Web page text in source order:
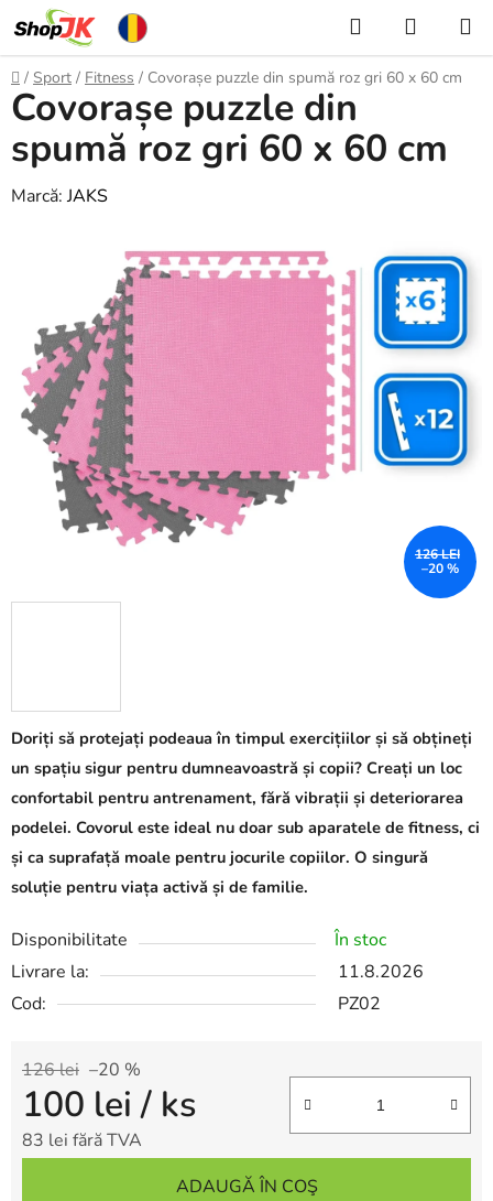
conținut
Căutare
DE
Acasă
/ Sport / Fitness / Covorașe puzzle din spumă roz gri 60 x 60 cm
Doriți să protejați podeaua în timpul exercițiilor și să obțineți
un spațiu sigur pentru dumneavoastră și copii? Creați un loc
confortabil pentru antrenament, fără vibrații și deteriorarea
podelei. Covorul este ideal nu doar sub aparatele de fitness, ci
și ca suprafață moale pentru jocurile copiilor. O singură
soluție pentru viața activă și de familie.
Disponibilitate
În stoc
Livrare la:
11.8.2026
Cod:
PZ02
126 lei –20 %
100 lei/ ks
83 lei fără TVA
ADAUGĂ ÎN COŞ
Covorașe puzzle din
spumă roz gri 60 x 60 cm
Marcă:JAKS
126 LEI
–20 %